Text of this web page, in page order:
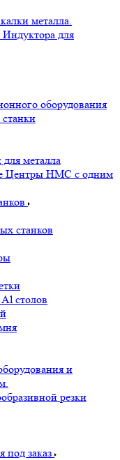
металла.
для
оборудования
металла
Центры HMC с одним
станков
столов
и
резки
под заказ